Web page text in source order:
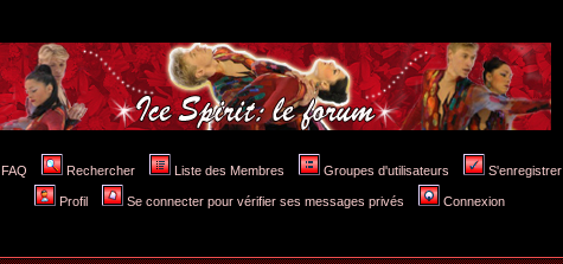
FAQ Rechercher Liste des Membres Groupes d'utilisateurs S'enregistrer
Profil Se connecter pour vérifier ses messages privés Connexion